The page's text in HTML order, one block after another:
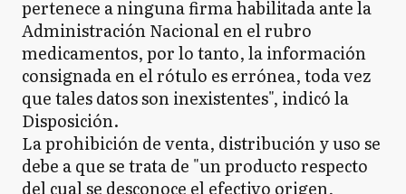
pertenece a ninguna firma habilitada ante la
Administración Nacional en el rubro
medicamentos, por lo tanto, la información
consignada en el rótulo es errónea, toda vez
que tales datos son inexistentes", indicó la
Disposición.
La prohibición de venta, distribución y uso se
debe a que se trata de "un producto respecto
del cual se desconoce el efectivo origen,